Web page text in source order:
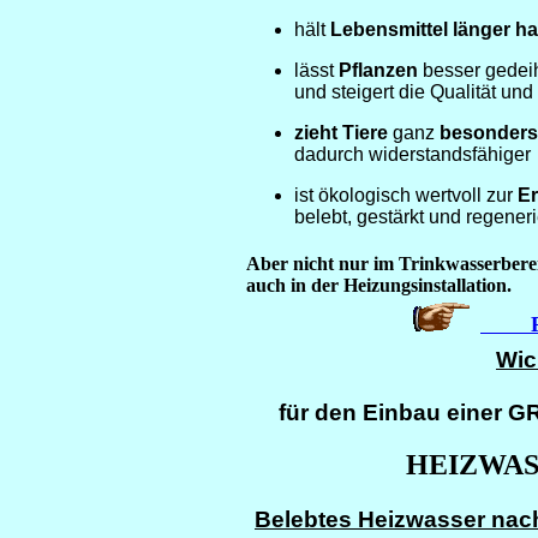
hält Lebensmittel länger
lässtPflanzen besser
und steigert die Qualität
zieht Tiere ganz
dadurch widerstandsfähiger
ist ökologisch wertvoll zur
belebt, gestärkt und
Aber nicht nur im
auch in der Heizungsinstallation.
für den Einbau einer
Belebtes Heizwasser